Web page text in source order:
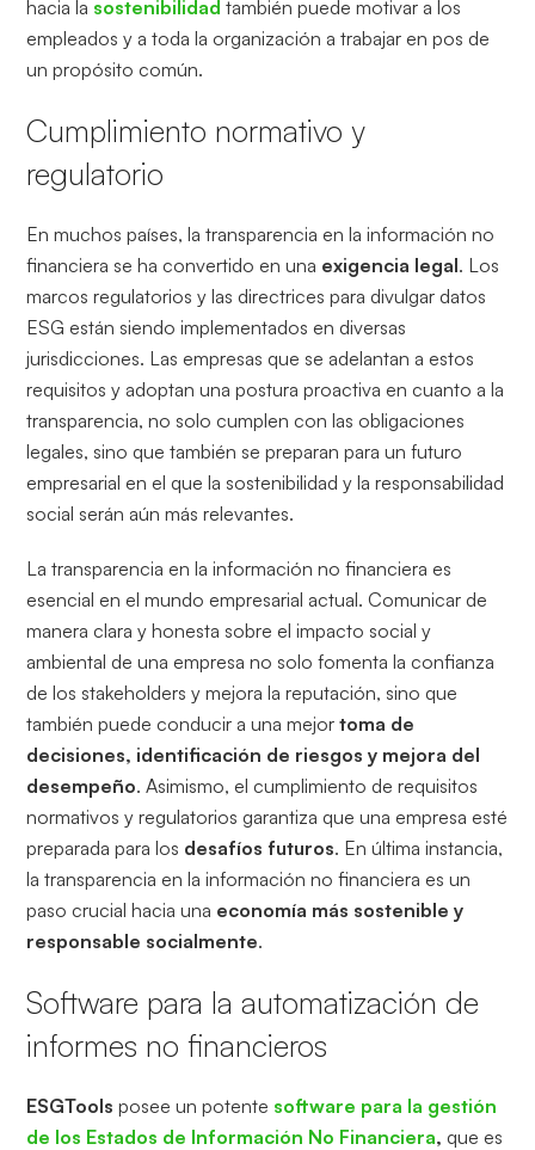
hacia la sostenibilidad también puede motivar a los
empleados y a toda la organización a trabajar en pos de
un propósito común.
Cumplimiento normativo y
regulatorio
En muchos países, la transparencia en la información no
financiera se ha convertido en una exigencia legal. Los
marcos regulatorios y las directrices para divulgar datos
ESG están siendo implementados en diversas
jurisdicciones. Las empresas que se adelantan a estos
requisitos y adoptan una postura proactiva en cuanto a la
transparencia, no solo cumplen con las obligaciones
legales, sino que también se preparan para un futuro
empresarial en el que la sostenibilidad y la responsabilidad
social serán aún más relevantes.
La transparencia en la información no financiera es
esencial en el mundo empresarial actual. Comunicar de
manera clara y honesta sobre el impacto social y
ambiental de una empresa no solo fomenta la confianza
de los stakeholders y mejora la reputación, sino que
también puede conducir a una mejortoma de
decisiones, identificación de riesgos y mejora del
desempeño. Asimismo, el cumplimiento de requisitos
normativos y regulatorios garantiza que una empresa esté
preparada para los desafíos futuros. En última instancia,
la transparencia en la información no financiera es un
paso crucial hacia una economía más sostenible y
responsable socialmente.
Software para la automatización de
informes no financieros
ESGTools posee un potente software para la gestión
de los Estados de Información No Financiera, que es